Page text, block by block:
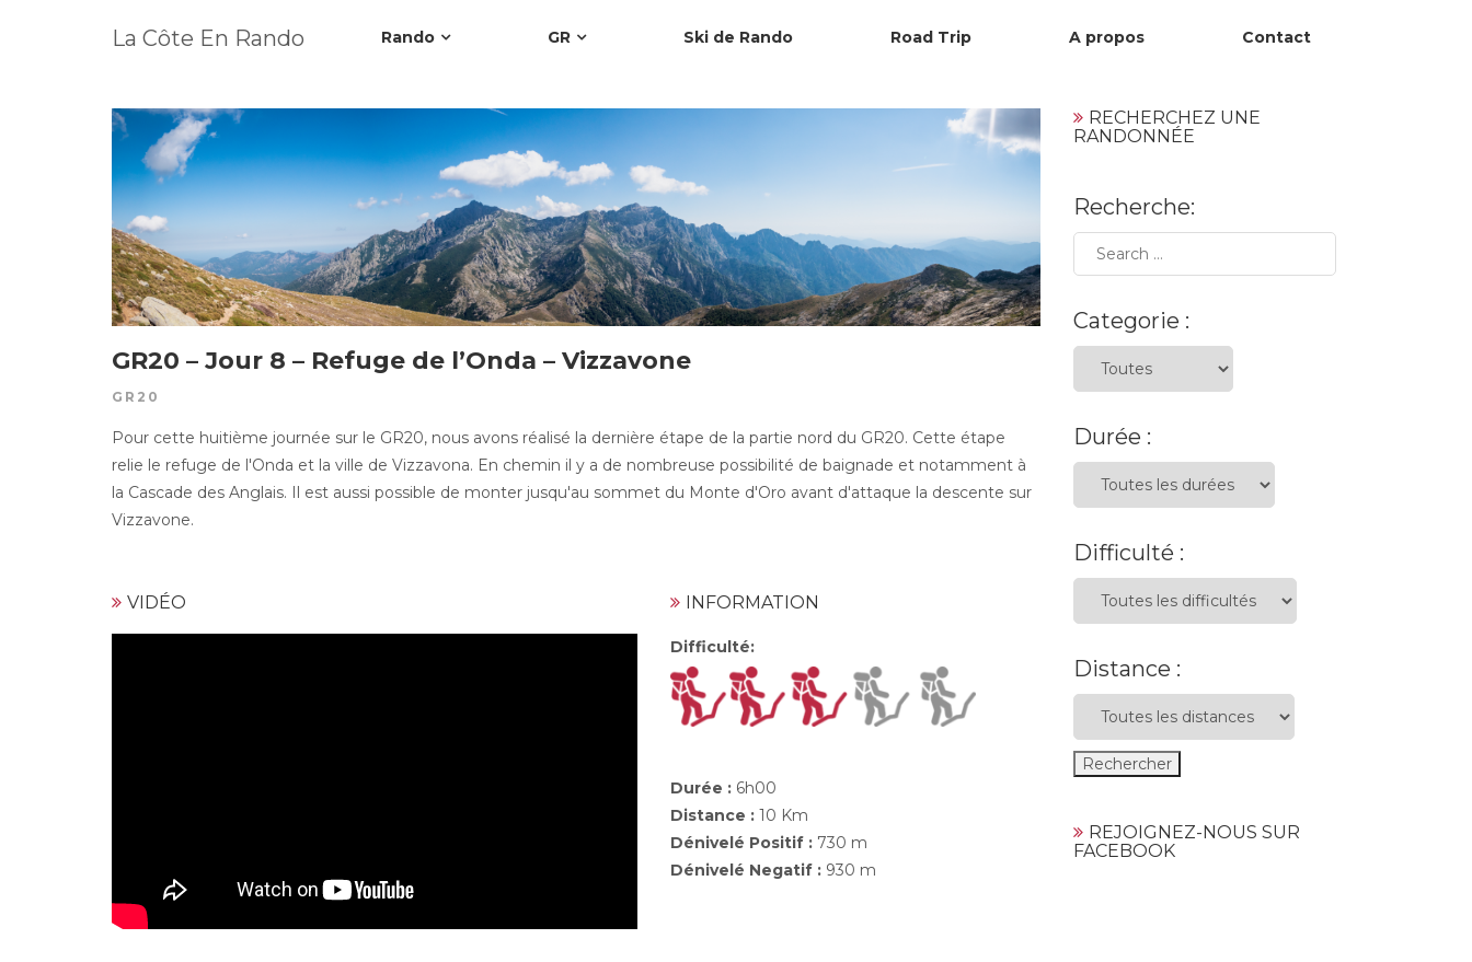
La Côte En Rando Rando GR Ski de Rando Road Trip A propos Contact
GR20 – Jour 8 – Refuge de l’Onda – Vizzavone
GR20
Pour cette huitième journée sur le GR20, nous avons réalisé la dernière étape de la partie nord du GR20. Cette étape
relie le refuge de l'Onda et la ville de Vizzavona. En chemin il y a de nombreuse possibilité de baignade et notamment à
la Cascade des Anglais. Il est aussi possible de monter jusqu'au sommet du Monte d'Oro avant d'attaque la descente sur
Vizzavone.
VIDÉO INFORMATION
Difficulté:
Durée :6h00
Distance :10 Km
Dénivelé Positif :730 m
Dénivelé Negatif :930 m
RECHERCHEZ UNE
RANDONNÉE
Recherche:
Categorie :
Durée :
Difficulté :
Distance :
REJOIGNEZ-NOUS SUR
FACEBOOK